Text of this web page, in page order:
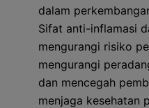
dalam
Sifat anti-inflamasi
mengurangi risiko
mengurangi
dan mencegah
menjaga kesehatan